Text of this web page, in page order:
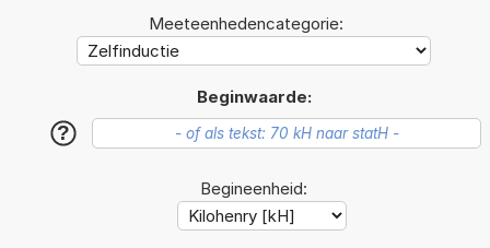
Meeteenhedencategorie:
Beginwaarde:
?
Begineenheid: